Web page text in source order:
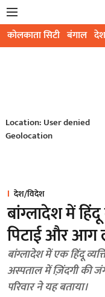
कोलकाता सिटी बंगाल
Location: User denied
Geolocation
देश/विदेश
बांग्लादेश में
पिटाई और आग
बांग्लादेश में एक हिंदू
अस्पताल में ज़िंदगी की
परिवार ने यह बताया।